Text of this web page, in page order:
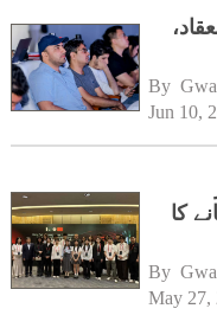
By
Jun 10,
کا
By
May 27,